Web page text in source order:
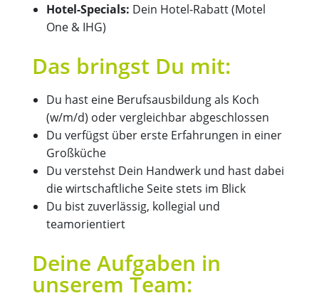
Hotel-Specials: Dein Hotel-Rabatt (Motel
One & IHG)
Das bringst Du mit:
Du hast eine Berufsausbildung als Koch
(w/m/d) oder vergleichbar abgeschlossen
Du verfügst über erste Erfahrungen in einer
Großküche
Du verstehst Dein Handwerk und hast dabei
die wirtschaftliche Seite stets im Blick
Du bist zuverlässig, kollegial und
teamorientiert
Deine Aufgaben in
unserem Team: